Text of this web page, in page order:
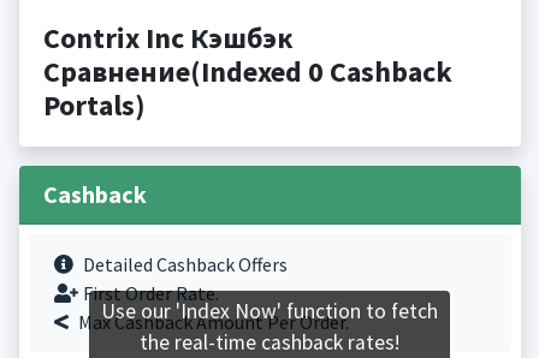
Contrix Inc Кэшбэк
Сравнение(Indexed 0 Cashback
Portals)
Cashback
Detailed Cashback Offers
First Order Rate.
Max Cashback Amount Per Order.
Use our 'Index Now' function to fetch
the real-time cashback rates!